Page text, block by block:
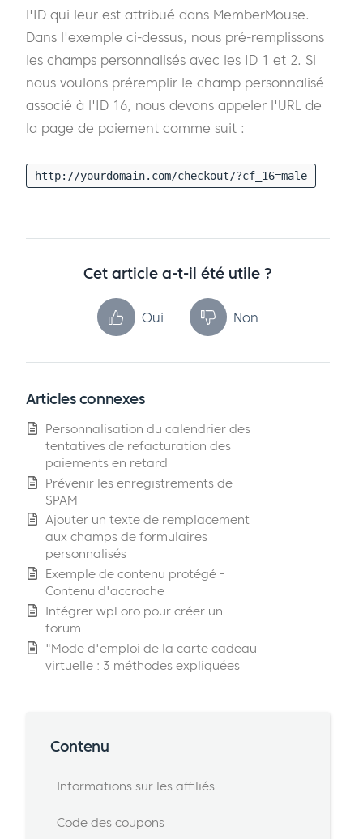
l'ID qui leur est attribué dans MemberMouse.
Dans l'exemple ci-dessus, nous pré-remplissons
les champs personnalisés avec les ID 1 et 2. Si
nous voulons préremplir le champ personnalisé
associé à l'ID 16, nous devons appeler l'URL de
la page de paiement comme suit :
http://yourdomain.com/checkout/?cf_16=male
Cet article a-t-il été utile ?
Oui Non
Articles connexes
Personnalisation du calendrier des
tentatives de refacturation des
paiements en retard
Prévenir les enregistrements de
SPAM
Ajouter un texte de remplacement
aux champs de formulaires
personnalisés
Exemple de contenu protégé -
Contenu d'accroche
Intégrer wpForo pour créer un
forum
"Mode d'emploi de la carte cadeau
virtuelle : 3 méthodes expliquées
Contenu
Informations sur les affiliés
Code des coupons